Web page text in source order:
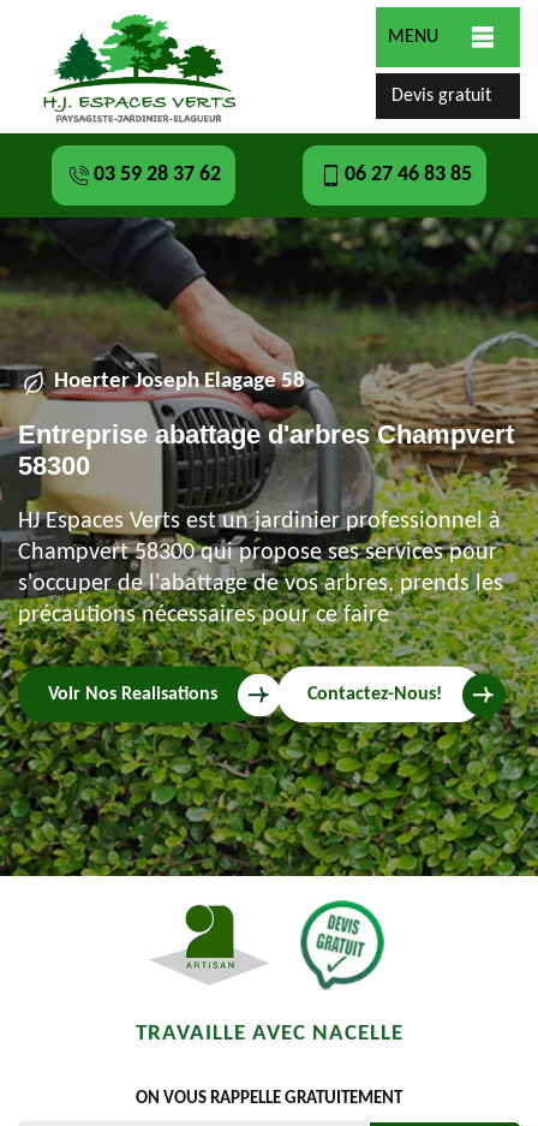
MENU
Devis gratuit
03 59 28 37 62 06 27 46 83 85
Hoerter Joseph Elagage 58
Entreprise abattage d'arbres Champvert
58300
HJ Espaces Verts est un jardinier professionnel à
Champvert 58300 qui propose ses services pour
s'occuper de l'abattage de vos arbres, prends les
précautions nécessaires pour ce faire
Voir Nos Realisations Contactez-Nous!
TRAVAILLE AVEC NACELLE
ON VOUS RAPPELLE GRATUITEMENT